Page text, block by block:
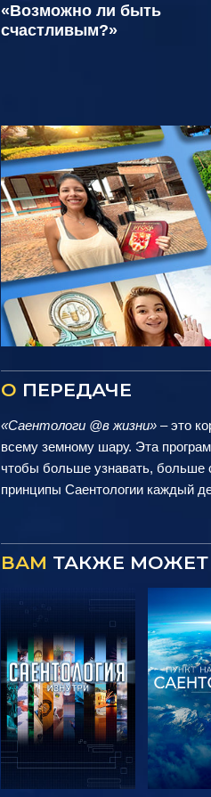
«Возможно ли быть
счастливым?»
О ПЕРЕДАЧЕ
«Саентологи @в жизни» – это
всему земному шару. Эта
чтобы больше узнавать, больше
принципы Саентологии каждый
ВАМ ТАКЖЕ МОЖЕТ